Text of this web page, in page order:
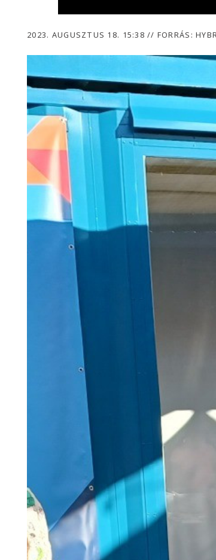
2023. AUGUSZTUS 18. 15:38// FORRÁS: